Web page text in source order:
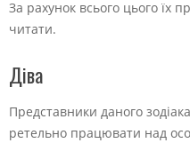
За рахунок всього цього їх
читати.
Діва
Представники даного
ретельно працювати над